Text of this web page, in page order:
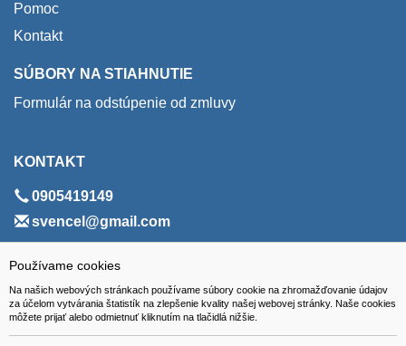
Používame cookies
Na našich webových stránkach používame súbory cookie na zhromažďovanie údajov
za účelom vytvárania štatistík na zlepšenie kvality našej webovej stránky. Naše cookies
môžete prijať alebo odmietnuť kliknutím na tlačidlá nižšie.
Pomoc
Kontakt
SÚBORY NA STIAHNUTIE
Formulár na odstúpenie od zmluvy
KONTAKT
0905419149
svencel@gmail.com
ADRESA
VEST - tech s.r.o.
Hviezdoslavova 280/6, 965 01 Žiar nad Hronom